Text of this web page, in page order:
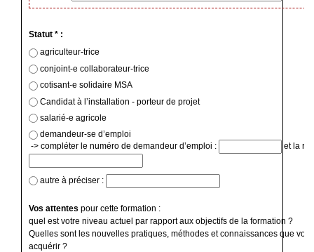
Statut * :
agriculteur-trice
conjoint-e collaborateur-trice
cotisant-e solidaire MSA
Candidat à l’installation - porteur de projet
salarié-e agricole
demandeur-se d’emploi
-> compléter le numéro de demandeur d’emploi :
et la
autre à préciser :
Vos attentes pour cette formation :
quel est votre niveau actuel par rapport aux objectifs de la formation ?
Quelles sont les nouvelles pratiques, méthodes et connaissances que
acquérir ?